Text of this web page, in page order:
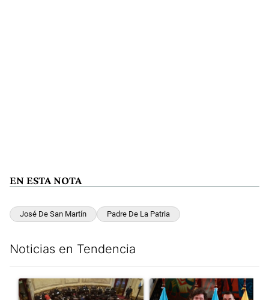
EN ESTA NOTA
José De San Martín Padre De La Patria
Noticias en Tendencia
Un artículo de tendencia con el título "El Senado dio media
Un artículo de tendencia con